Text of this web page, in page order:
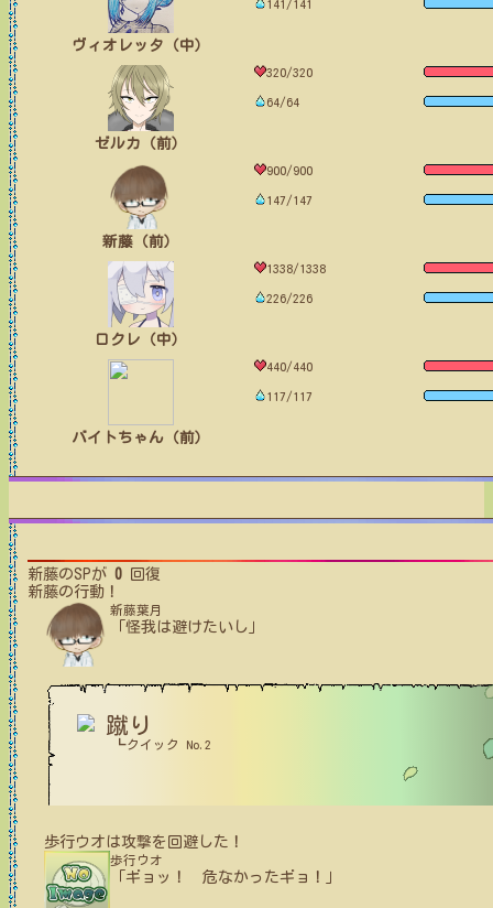
ヴィオレッタ（中）
141/141
ゼルカ（前）
320/320
64/64
新藤（前）
900/900
147/147
ロクレ（中）
1338/1338
226/226
バイトちゃん（前）
440/440
117/117
新藤のSPが 0 回復
新藤の行動！
新藤葉月
「怪我は避けたいし」
蹴り
┗クイック No.2
歩行ウオは攻撃を回避した！
歩行ウオ
「ギョッ！ 危なかったギョ！」